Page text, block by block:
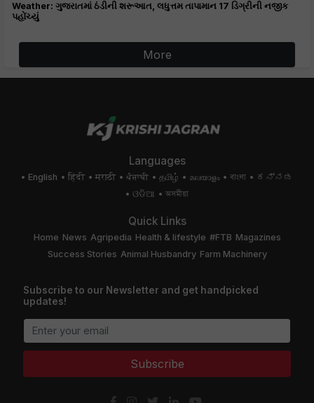
Weather: ગુજરાતમાં ઠંડીની શરૂઆત, લધુત્તમ તાપામાન 17 ડિગ્રીની નજીક
પહોંચ્યું
More
Languages
English हिंदी मराठी ਪੰਜਾਬੀ தமிழ் മലയാളം বাংলা
ಕನ್ನಡ
ଓଡିଆ
অসমীয়া
Quick Links
Home News Agripedia Health & lifestyle #FTB Magazines
Success Stories Animal Husbandry Farm Machinery
Subscribe to our Newsletter and get handpicked
updates!
Subscribe